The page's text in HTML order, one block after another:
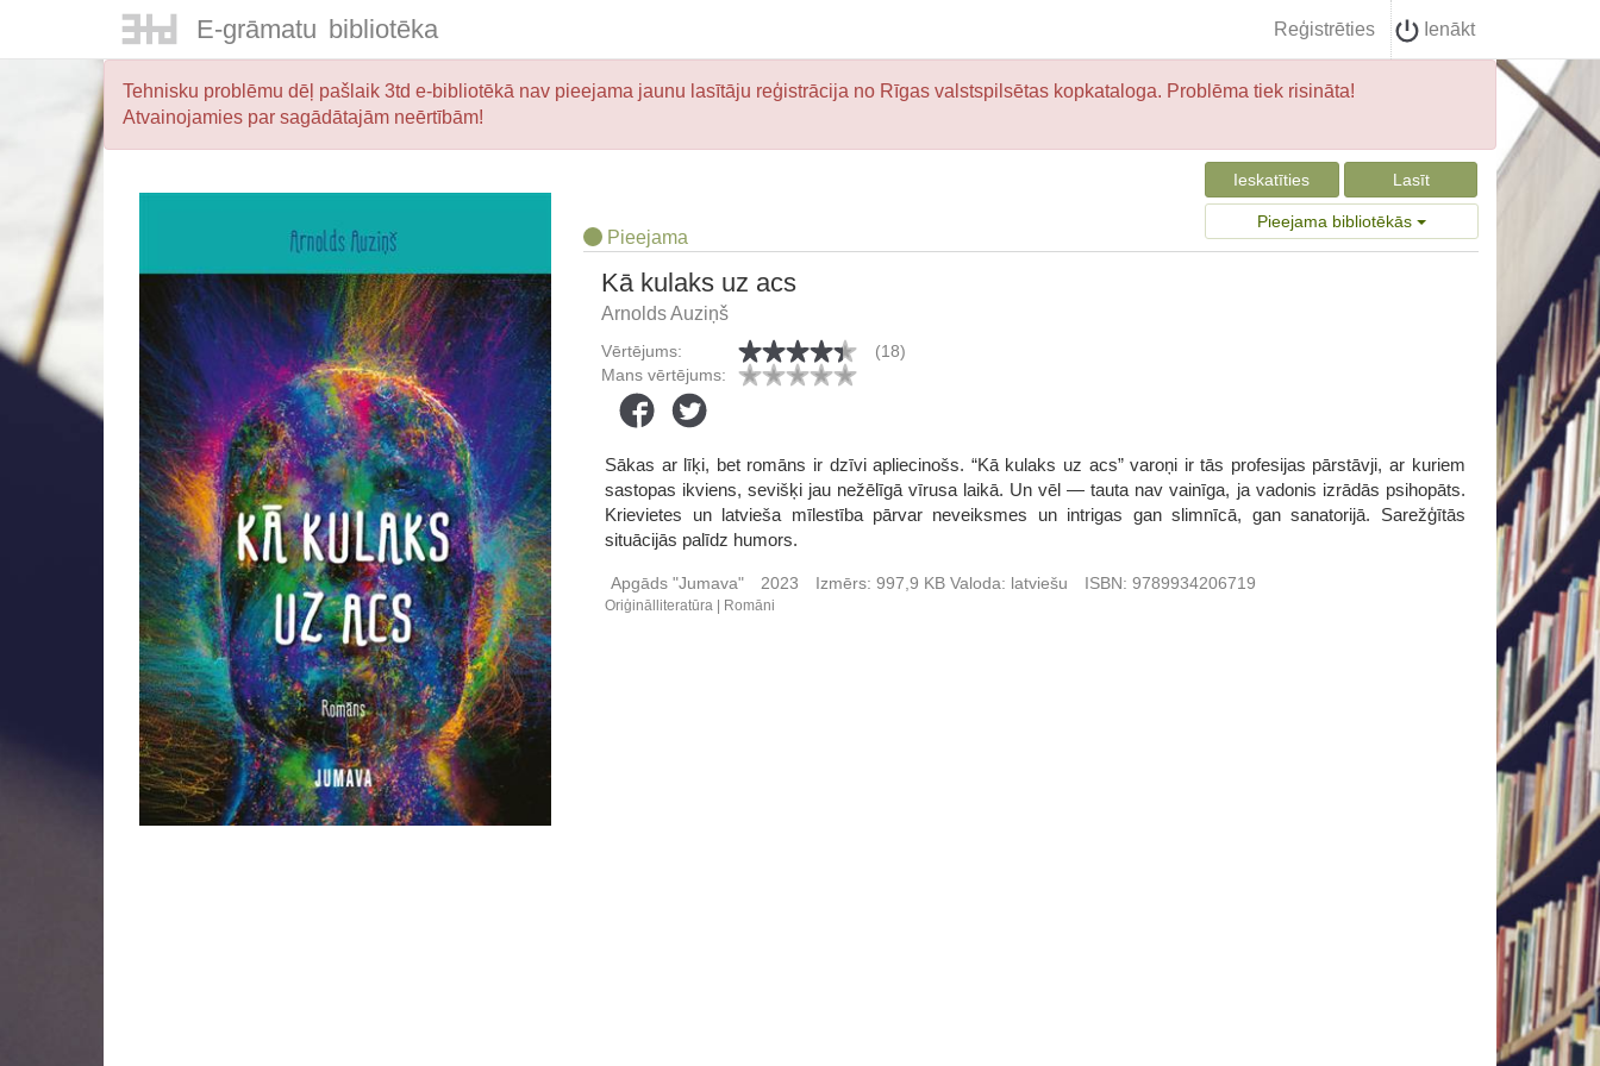
E-grāmatu bibliotēka Reģistrēties Ienākt
Tehnisku problēmu dēļ pašlaik 3td e-bibliotēkā nav pieejama jaunu lasītāju reģistrācija no Rīgas valstspilsētas kopkataloga. Problēma tiek risināta!
Atvainojamies par sagādātajām neērtībām!
Ieskatīties Lasīt
Pieejama bibliotēkās
Pieejama
Kā kulaks uz acs
Arnolds Auziņš
Vērtējums:
(18)
Mans vērtējums:
Sākas ar līķi, bet romāns ir dzīvi apliecinošs. “Kā kulaks uz acs” varoņi ir tās profesijas pārstāvji, ar kuriem
sastopas ikviens, sevišķi jau nežēlīgā vīrusa laikā. Un vēl — tauta nav vainīga, ja vadonis izrādās psihopāts.
Krievietes un latvieša mīlestība pārvar neveiksmes un intrigas gan slimnīcā, gan sanatorijā. Sarežģītās
situācijās palīdz humors.
Apgāds "Jumava" 2023 Izmērs: 997,9 KBValoda: latviešu ISBN: 9789934206719
Oriģinālliteratūra Romāni